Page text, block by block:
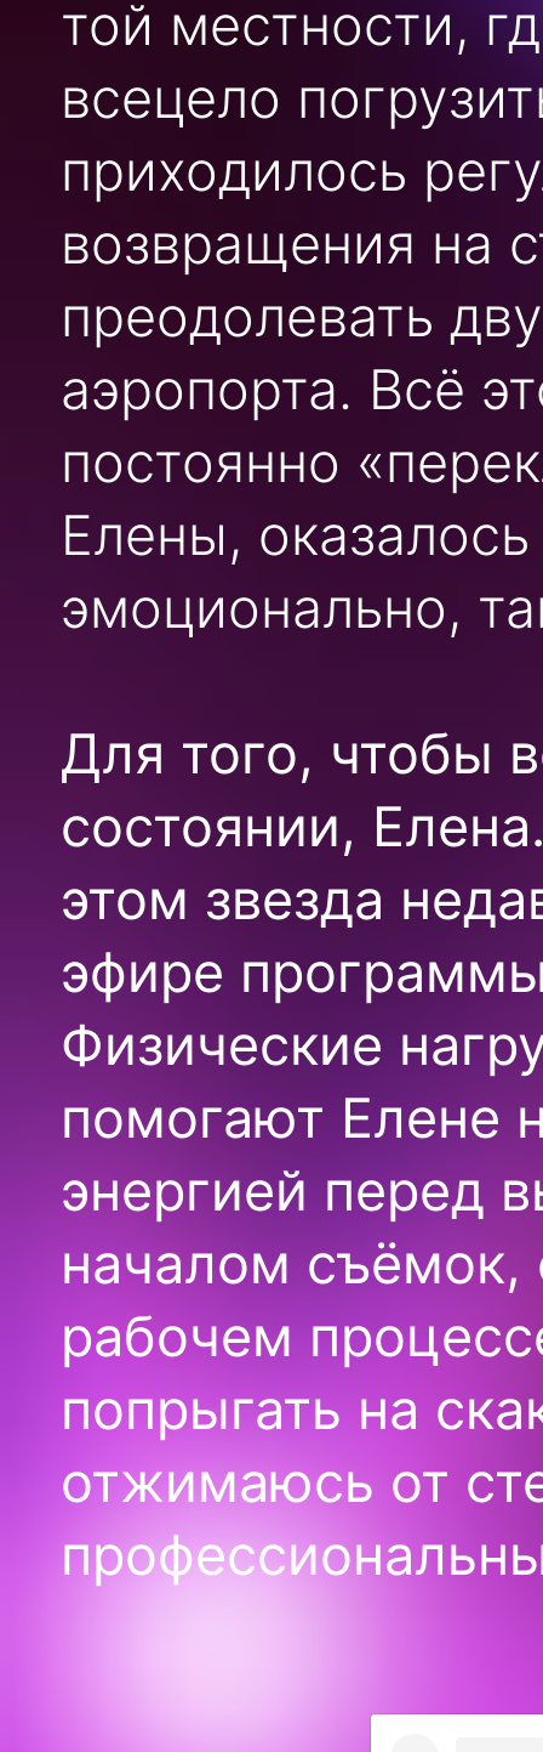
той местности,
всецело
приходилось
возвращения на
преодолевать
аэропорта. Всё
постоянно
Елены,
эмоционально,
Для того, чтобы
состоянии,
этом звезда
эфире
Физические
помогают Елене
энергией перед
началом съёмок,
рабочем
попрыгать на
отжимаюсь от